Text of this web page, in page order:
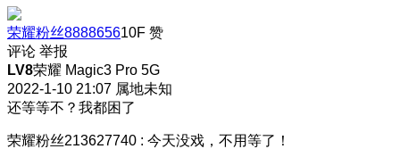
荣耀粉丝888865610F 赞
评论 举报
LV8荣耀 Magic3 Pro 5G
2022-1-10 21:07 属地未知
还等等不？我都困了
荣耀粉丝213627740 : 今天没戏，不用等了！